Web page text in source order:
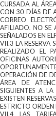
CURSADA AL
CON 30 DÍAS DE
CORREO
AFILIADO. NO SE
SEÑALADOS EN
VII.3 LA RESERVA
REALIZADO EL
OFICINAS
OPERACIÓN DE
ÁREA DE
SIGUIENTES A
EXISTEN
ESTRICTO ORDEN
VII.4 LAS